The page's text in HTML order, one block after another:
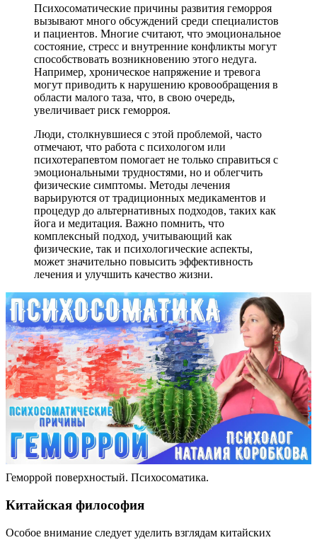
Психосоматические причины развития геморроя
вызывают много обсуждений среди специалистов
и пациентов. Многие считают, что эмоциональное
состояние, стресс и внутренние конфликты могут
способствовать возникновению этого недуга.
Например, хроническое напряжение и тревога
могут приводить к нарушению кровообращения в
области малого таза, что, в свою очередь,
увеличивает риск геморроя.
Люди, столкнувшиеся с этой проблемой, часто
отмечают, что работа с психологом или
психотерапевтом помогает не только справиться с
эмоциональными трудностями, но и облегчить
физические симптомы. Методы лечения
варьируются от традиционных медикаментов и
процедур до альтернативных подходов, таких как
йога и медитация. Важно помнить, что
комплексный подход, учитывающий как
физические, так и психологические аспекты,
может значительно повысить эффективность
лечения и улучшить качество жизни.
Геморрой поверхностый. Психосоматика.
Китайская философия
Особое внимание следует уделить взглядам китайских